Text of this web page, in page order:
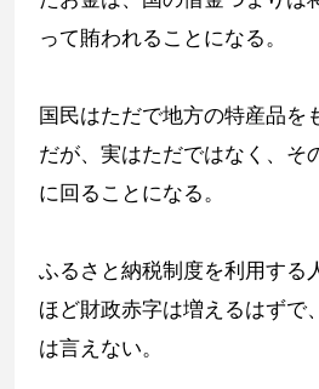
って賄われることになる。
国民はただで地方の特産品を
だが、実はただではなく、そ
に回ることになる。
ふるさと納税制度を利用する
ほど財政赤字は増えるはずで
は言えない。